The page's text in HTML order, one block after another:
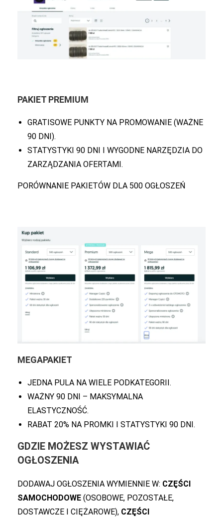
PAKIET PREMIUM
GRATISOWE PUNKTY NA PROMOWANIE (WAŻNE
90 DNI).
STATYSTYKI 90 DNI I WYGODNE NARZĘDZIA DO
ZARZĄDZANIA OFERTAMI.
PORÓWNANIE PAKIETÓW DLA 500 OGŁOSZEŃ
MEGAPAKIET
JEDNA PULA NA WIELE PODKATEGORII.
WAŻNY 90 DNI – MAKSYMALNA
ELASTYCZNOŚĆ.
RABAT 20% NA PROMKI I STATYSTYKI 90 DNI.
GDZIE MOŻESZ WYSTAWIAĆ
OGŁOSZENIA
DODAWAJ OGŁOSZENIA WYMIENNIE W: CZĘŚCI
SAMOCHODOWE (OSOBOWE, POZOSTAŁE,
DOSTAWCZE I CIĘŻAROWE), CZĘŚCI